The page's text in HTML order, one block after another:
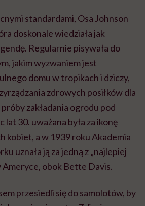
standardami, Osa Johnson
doskonale wiedziała jak
Regularnie pisywała do
jakim wyzwaniem jest
domu w tropikach i dziczy,
zdrowych posiłków dla
zakładania ogrodu pod
lat 30. uważana była za ikonę
kobiet, a w 1939 roku Akademia
uznała ją za jedną z „najlepiej
Ameryce, obok Bette Davis.
przesiedli się do samolotów, by